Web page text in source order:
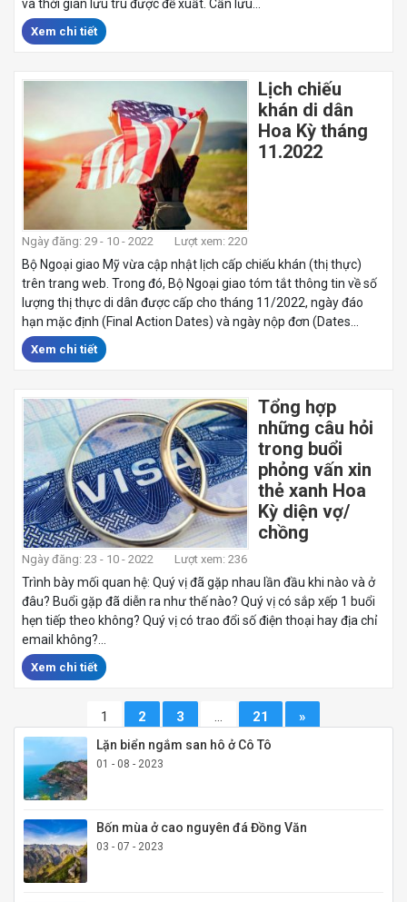
và thời gian lưu trú được đề xuất. Cần lưu...
Xem chi tiết
Lịch chiếu
khán di dân
Hoa Kỳ tháng
11.2022
Ngày đăng: 29 - 10 - 2022 Lượt xem: 220
Bộ Ngoại giao Mỹ vừa cập nhật lịch cấp chiếu khán (thị thực)
trên trang web. Trong đó, Bộ Ngoại giao tóm tắt thông tin về số
lượng thị thực di dân được cấp cho tháng 11/2022, ngày đáo
hạn mặc định (Final Action Dates) và ngày nộp đơn (Dates...
Xem chi tiết
Tổng hợp
những câu hỏi
trong buổi
phỏng vấn xin
thẻ xanh Hoa
Kỳ diện vợ/
chồng
Ngày đăng: 23 - 10 - 2022 Lượt xem: 236
Trình bày mối quan hệ: Quý vị đã gặp nhau lần đầu khi nào và ở
đâu? Buổi gặp đã diễn ra như thế nào? Quý vị có sắp xếp 1 buổi
hẹn tiếp theo không? Quý vị có trao đổi số điện thoại hay địa chỉ
email không?...
Xem chi tiết
1 2 3 … 21 »
Lặn biển ngắm san hô ở Cô Tô
01 - 08 - 2023
Bốn mùa ở cao nguyên đá Đồng Văn
03 - 07 - 2023